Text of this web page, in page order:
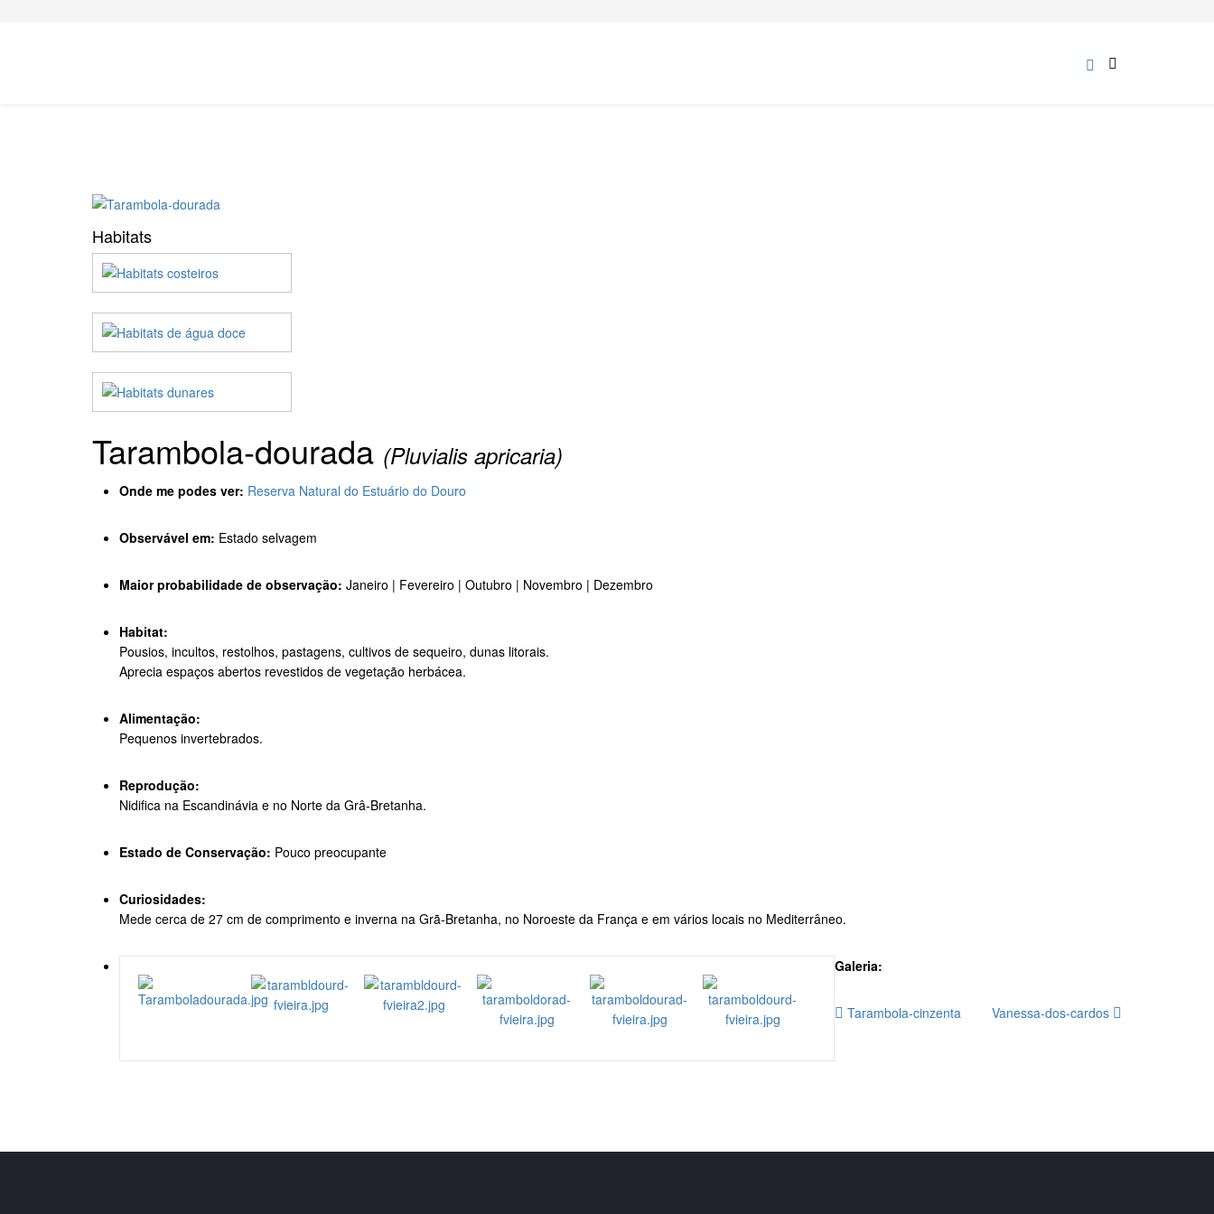
Habitats
Tarambola-dourada (Pluvialis apricaria)
Onde me podes ver: Reserva Natural do Estuário do Douro
Observável em: Estado selvagem
Maior probabilidade de observação: Janeiro | Fevereiro | Outubro | Novembro | Dezembro
Habitat:
Pousios, incultos, restolhos, pastagens, cultivos de sequeiro, dunas litorais.
Aprecia espaços abertos revestidos de vegetação herbácea.
Alimentação:
Pequenos invertebrados.
Reprodução:
Nidifica na Escandinávia e no Norte da Grâ-Bretanha.
Estado de Conservação: Pouco preocupante
Curiosidades:
Mede cerca de 27 cm de comprimento e inverna na Grã-Bretanha, no Noroeste da França e em vários locais no Mediterrâneo.
Galeria:
Tarambola-cinzenta Vanessa-dos-cardos